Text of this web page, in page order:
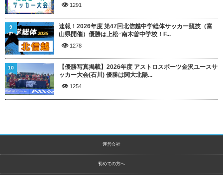
1291
速報！2026年度 第47回北信越中学総体サッカー競技（富
山県開催）優勝は上松･南木曽中学校！F...
1278
9
【優勝写真掲載】2026年度 アストロスポーツ金沢ユースサ
ッカー大会(石川) 優勝は関大北陽...
1254
10
運営会社
初めての方へ